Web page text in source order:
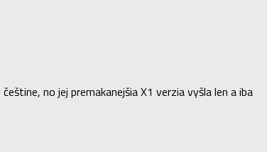
no jej premakanejšia X1 verzia vyšla len a iba